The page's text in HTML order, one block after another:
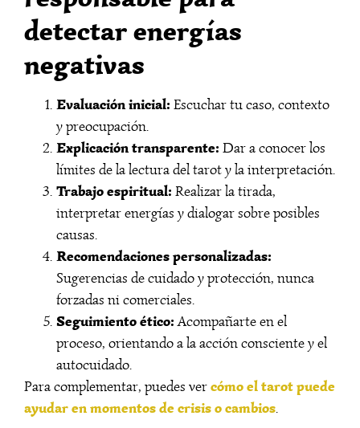
detectar energías
negativas
Evaluación inicial: Escuchar tu caso, contexto
y preocupación.
Explicación transparente: Dar a conocer los
límites de la lectura del tarot y la interpretación.
Trabajo espiritual: Realizar la tirada,
interpretar energías y dialogar sobre posibles
causas.
Recomendaciones personalizadas:
Sugerencias de cuidado y protección, nunca
forzadas ni comerciales.
Seguimiento ético:Acompañarte en el
proceso, orientando a la acción consciente y el
autocuidado.
Para complementar, puedes vercómo el tarot puede
ayudar en momentos de crisis o cambios.